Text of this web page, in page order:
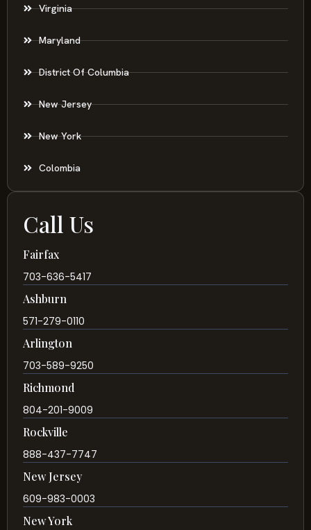
Virginia
Maryland
District Of Columbia
New Jersey
New York
Colombia
Call Us
Fairfax
703-636-5417
Ashburn
571-279-0110
Arlington
703-589-9250
Richmond
804-201-9009
Rockville
888-437-7747
New Jersey
609-983-0003
New York